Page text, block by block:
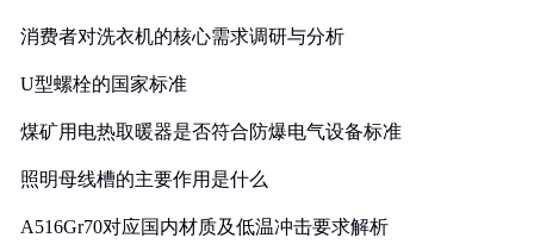
消费者对洗衣机的核心需求调研与分析
U型螺栓的国家标准
煤矿用电热取暖器是否符合防爆电气设备标准
照明母线槽的主要作用是什么
A516Gr70对应国内材质及低温冲击要求解析